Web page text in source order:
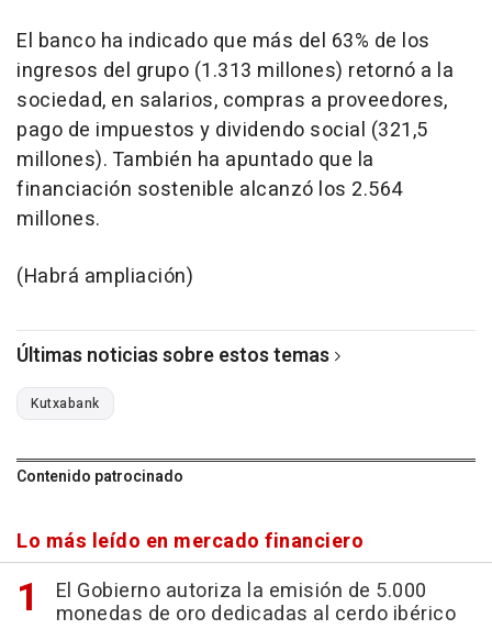
El banco ha indicado que más del 63% de los
ingresos del grupo (1.313 millones) retornó a la
sociedad, en salarios, compras a proveedores,
pago de impuestos y dividendo social (321,5
millones). También ha apuntado que la
financiación sostenible alcanzó los 2.564
millones.
(Habrá ampliación)
Últimas noticias sobre estos temas
Kutxabank
Contenido patrocinado
Lo más leído en mercado financiero
El Gobierno autoriza la emisión de 5.000
monedas de oro dedicadas al cerdo ibérico